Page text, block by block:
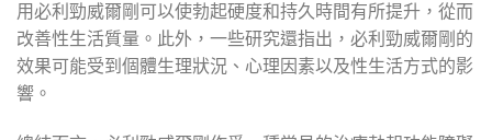
用必利勁威爾剛可以使勃起硬度和持久時間有所提升，從而
改善性生活質量。此外，一些研究還指出，必利勁威爾剛的
效果可能受到個體生理狀況、心理因素以及性生活方式的影
響。